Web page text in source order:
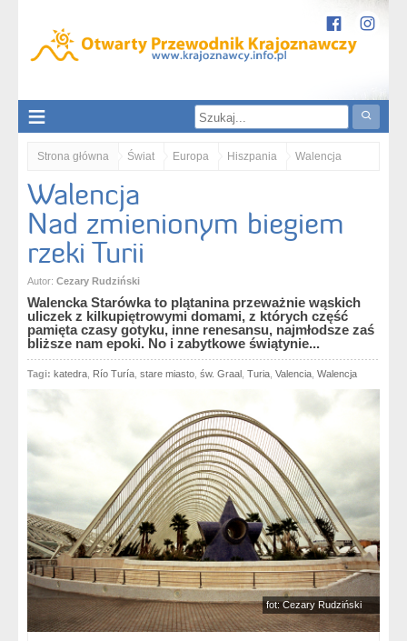
Strona główna Świat Europa Hiszpania Walencja
Walencja. Nad zmienionym biegiem rzeki Turii
Walencja
Nad zmienionym biegiem
rzeki Turii
Autor: Cezary Rudziński
Walencka Starówka to plątanina przeważnie wąskich
uliczek z kilkupiętrowymi domami, z których część
pamięta czasy gotyku, inne renesansu, najmłodsze zaś
bliższe nam epoki. No i zabytkowe świątynie...
Tagi: katedra Río Turía stare miasto św. Graal Turia Valencia Walencja
fot: Cezary Rudziński